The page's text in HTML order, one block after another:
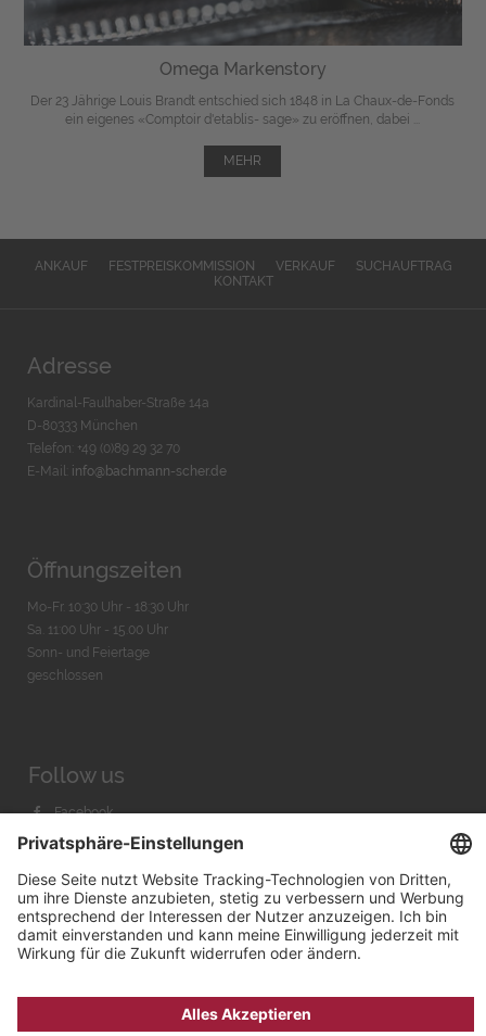
Omega Markenstory
Der 23 Jährige Louis Brandt entschied sich 1848 in La Chaux-de-Fonds
ein eigenes «Comptoir d'etablis- sage» zu eröffnen, dabei ...
MEHR
ANKAUF FESTPREISKOMMISSION VERKAUF
SUCHAUFTRAG
KONTAKT
Adresse
Kardinal-Faulhaber-Straße 14a
D-80333 München
Telefon: +49 (0)89 29 32 70
E-Mail: info@bachmann-scher.de
Öffnungszeiten
Mo-Fr. 10:30 Uhr - 18:30 Uhr
Sa. 11:00 Uhr - 15.00 Uhr
Sonn- und Feiertage
geschlossen
Follow us
Facebook
Instagram
Youtube
Bachmann & Scher GmbH / Watchandco GmbH